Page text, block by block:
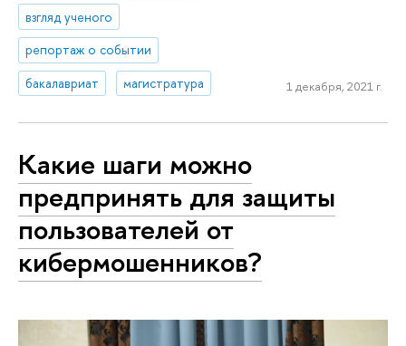
взгляд ученого
репортаж о событии
бакалавриат
магистратура 1 декабря, 2021 г.
Какие шаги можно
предпринять для защиты
пользователей от
кибермошенников?